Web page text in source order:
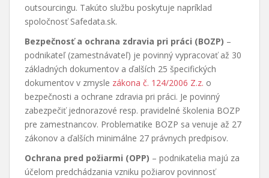
outsourcingu. Takúto službu poskytuje napríklad
spoločnosť Safedata.sk.
Bezpečnosť a ochrana zdravia pri práci (BOZP) –
podnikateľ (zamestnávateľ) je povinný vypracovať až 30
základných dokumentov a ďalších 25 špecifických
dokumentov v zmysle zákona č. 124/2006 Z.z. o
bezpečnosti a ochrane zdravia pri práci. Je povinný
zabezpečiť jednorazové resp. pravidelné školenia BOZP
pre zamestnancov. Problematike BOZP sa venuje až 27
zákonov a ďalších minimálne 27 právnych predpisov.
Ochrana pred požiarmi (OPP) – podnikatelia majú za
účelom predchádzania vzniku požiarov povinnosť